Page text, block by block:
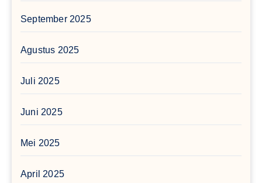
September 2025
Agustus 2025
Juli 2025
Juni 2025
Mei 2025
April 2025